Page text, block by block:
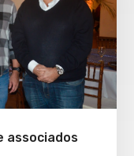
associados